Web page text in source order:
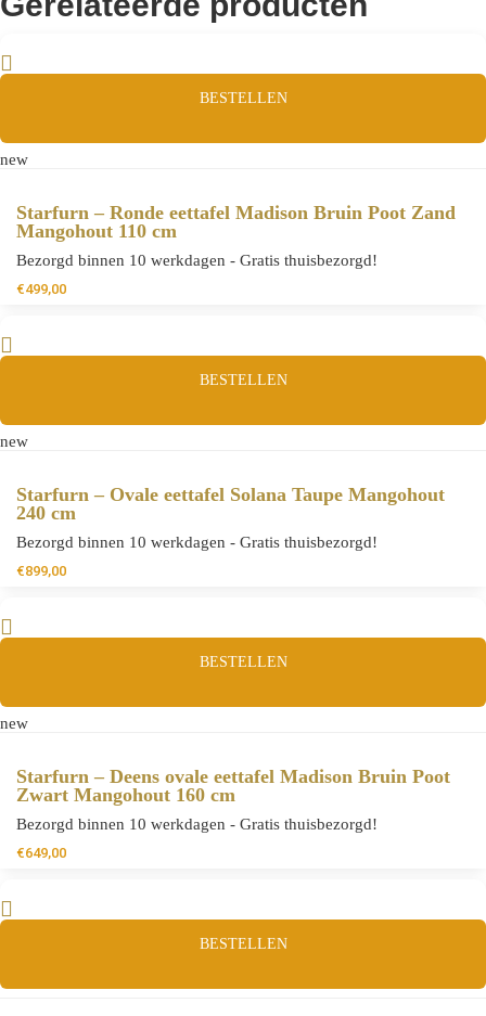
BESTELLEN
new
Starfurn – Ronde eettafel Madison Bruin Poot Zand
Mangohout 110 cm
Bezorgd binnen 10 werkdagen - Gratis thuisbezorgd!
€499,00
BESTELLEN
new
Starfurn – Ovale eettafel Solana Taupe Mangohout
240 cm
Bezorgd binnen 10 werkdagen - Gratis thuisbezorgd!
€899,00
BESTELLEN
new
Starfurn – Deens ovale eettafel Madison Bruin Poot
Zwart Mangohout 160 cm
Bezorgd binnen 10 werkdagen - Gratis thuisbezorgd!
€649,00
BESTELLEN